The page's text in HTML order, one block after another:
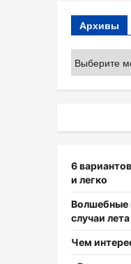
Архивы
6
и легко
Волшебные
случаи лета
Чем